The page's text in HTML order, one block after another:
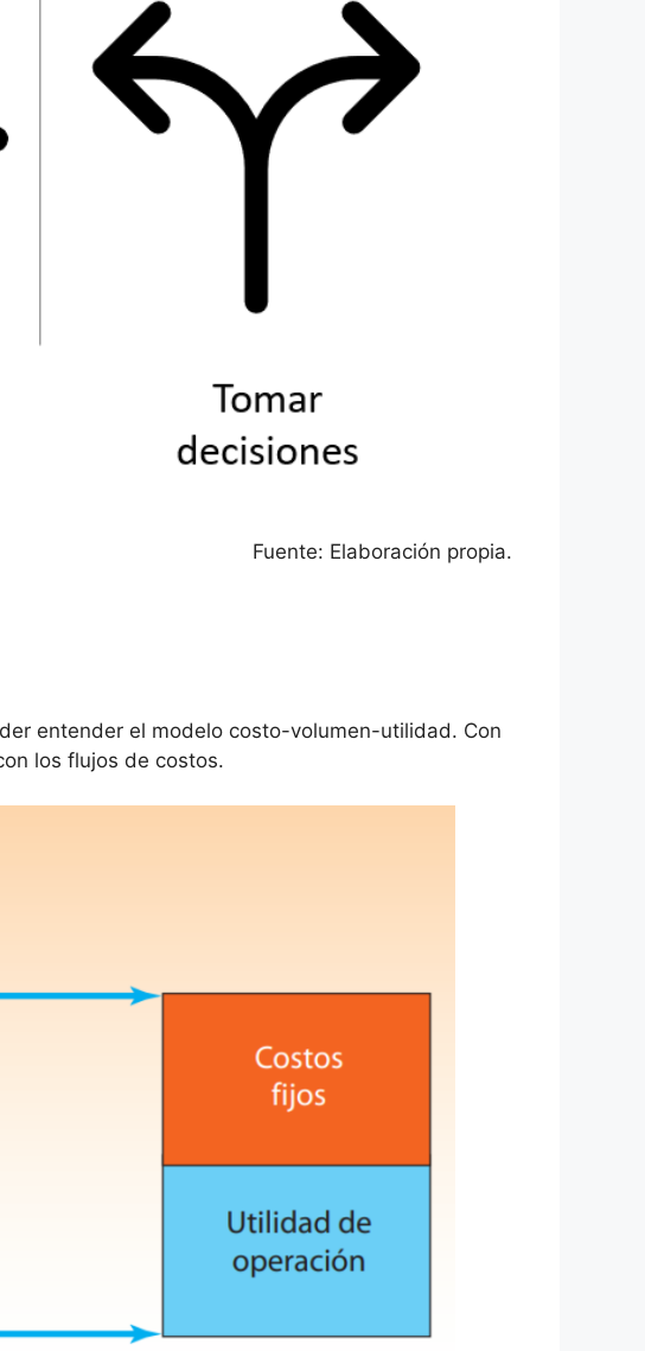
Fuente: Elaboración propia.
entender el modelo costo-volumen-utilidad. Con
los flujos de costos.